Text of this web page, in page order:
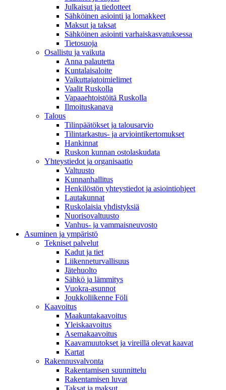
Julkaisut ja tiedotteet
Sähköinen asiointi ja lomakkeet
Maksut ja taksat
Sähköinen asiointi varhaiskasvatuksessa
Tietosuoja
Osallistu ja vaikuta
Anna palautetta
Kuntalaisaloite
Vaikuttajatoimielimet
Vaalit Ruskolla
Vapaaehtoistöitä Ruskolla
Ilmoituskanava
Talous
Tilinpäätökset ja talousarvio
Tilintarkastus- ja arviointikertomukset
Hankinnat
Ruskon kunnan ostolaskudata
Yhteystiedot ja organisaatio
Valtuusto
Kunnanhallitus
Henkilöstön yhteystiedot ja asiointiohjeet
Lautakunnat
Ruskolaisia yhdistyksiä
Nuorisovaltuusto
Vanhus- ja vammaisneuvosto
Asuminen ja ympäristö
Tekniset palvelut
Kadut ja tiet
Liikenneturvallisuus
Jätehuolto
Sähkö ja lämmitys
Vuokra-asunnot
Joukkoliikenne Föli
Kaavoitus
Maakuntakaavoitus
Yleiskaavoitus
Asemakaavoitus
Kaavamuutokset ja vireillä olevat kaavat
Kartat
Rakennusvalvonta
Rakentamisen suunnittelu
Rakentamisen luvat
Taksat ja maksut